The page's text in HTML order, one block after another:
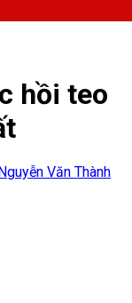
hồi teo
Văn Thành